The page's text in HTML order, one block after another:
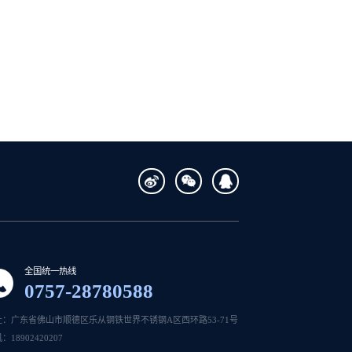
全国统一热线
0757-28780588
：广东省佛山市顺德区乐从钢铁世界不锈钢A区西环路53-71号
：18902420207